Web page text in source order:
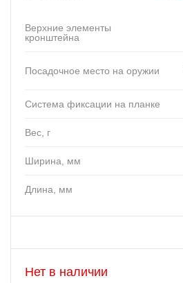
Верхние элементы
кронштейна
Посадочное место на оружии
Система фиксации на планке
Вес, г
Ширина, мм
Длина, мм
Нет в наличии